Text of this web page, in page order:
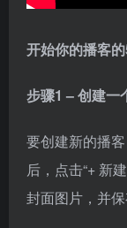
开始你的播客
步骤1 – 创建一
要创建新的播
后，点击“+ 新
封面图片，并保